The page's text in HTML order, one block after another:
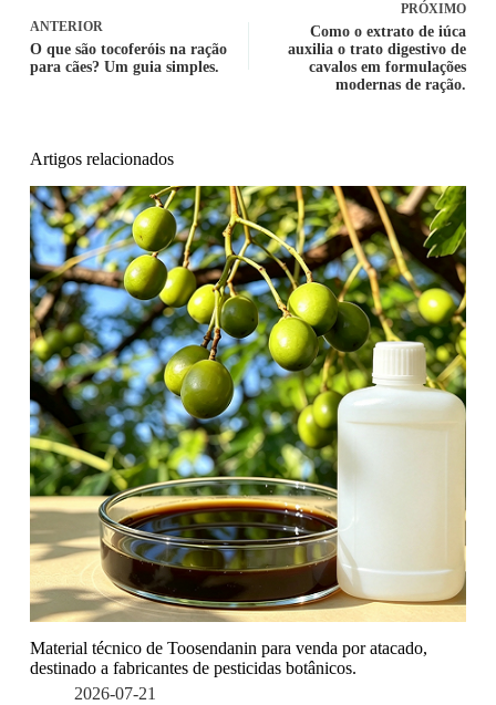
ANTERIOR
O que são tocoferóis na ração
para cães? Um guia simples.
PRÓXIMO
Como o extrato de iúca
auxilia o trato digestivo de
cavalos em formulações
modernas de ração.
Artigos relacionados
Material técnico de Toosendanin para venda por atacado,
destinado a fabricantes de pesticidas botânicos.
2026-07-21